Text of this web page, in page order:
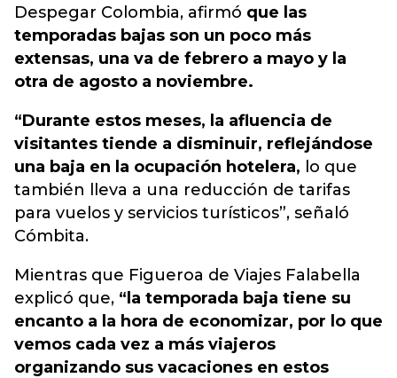
Despegar Colombia, afirmó que las
temporadas bajas son un poco más
extensas, una va de febrero a mayo y la
otra de agosto a noviembre.
“Durante estos meses, la afluencia de
visitantes tiende a disminuir, reflejándose
una baja en la ocupación hotelera, lo que
también lleva a una reducción de tarifas
para vuelos y servicios turísticos”, señaló
Cómbita.
Mientras que Figueroa de Viajes Falabella
explicó que, “la temporada baja tiene su
encanto a la hora de economizar, por lo que
vemos cada vez a más viajeros
organizando sus vacaciones en estos